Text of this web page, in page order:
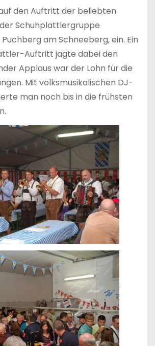
den Auftritt der beliebten
Schuhplattlergruppe
am Schneeberg, ein. Ein
Auftritt jagte dabei den
Applaus war der Lohn für die
Mit volksmusikalischen DJ-
man noch bis in die frühsten